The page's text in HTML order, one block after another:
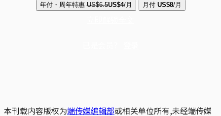
年付・周年特惠 US$6.5US$4/月 月付 US$8/月
本刊载内容版权为端传媒编辑部或相关单位所有,未经端传媒